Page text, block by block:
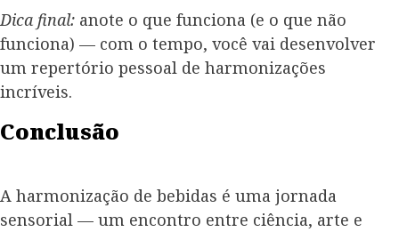
Dica final: anote o que funciona (e o que não
funciona) — com o tempo, você vai desenvolver
um repertório pessoal de harmonizações
incríveis.
Conclusão
A harmonização de bebidas é uma jornada
sensorial — um encontro entre ciência, arte e